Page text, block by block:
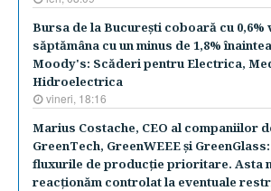
Bursa de la Bucureşti coboară cu 0,6%
săptămâna cu un minus de 1,8%
Moody's: Scăderi pentru Electrica,
Hidroelectrica
vineri, 18:16
Marius Costache, CEO al companiilor
GreenTech, GreenWEEE şi
fluxurile de producţie prioritare. Asta
reacţionăm controlat la eventuale